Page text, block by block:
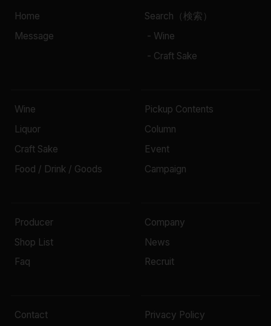
Home
Message
Search（検索）
- Wine
- Craft Sake
Wine
Liquor
Craft Sake
Food / Drink / Goods
Pickup Contents
Column
Event
Campaign
Producer
Shop List
Faq
Company
News
Recruit
Contact Privacy Policy